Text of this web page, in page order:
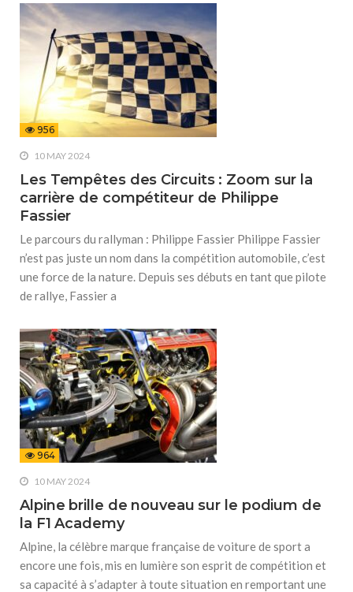
956
10 MAY 2024
Les Tempêtes des Circuits : Zoom sur la
carrière de compétiteur de Philippe
Fassier
Le parcours du rallyman : Philippe Fassier Philippe Fassier
n’est pas juste un nom dans la compétition automobile, c’est
une force de la nature. Depuis ses débuts en tant que pilote
de rallye, Fassier a
964
10 MAY 2024
Alpine brille de nouveau sur le podium de
la F1 Academy
Alpine, la célèbre marque française de voiture de sport a
encore une fois, mis en lumière son esprit de compétition et
sa capacité à s’adapter à toute situation en remportant une